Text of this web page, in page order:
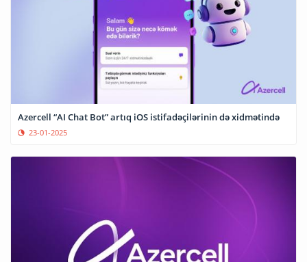
Azercell “AI Chat Bot” artıq iOS istifadəçilərinin də xidmətində
23-01-2025